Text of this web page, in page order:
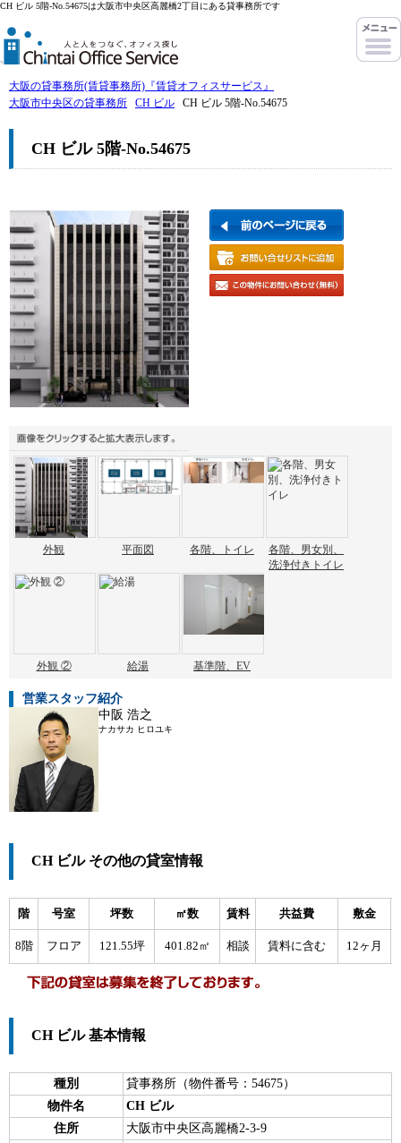
CH ビル 5階-No.54675は大阪市中央区高麗橋2丁目にある貸事務所です
大阪の貸事務所(賃貸事務所)『賃貸オフィスサービス』
大阪市中央区の貸事務所
CH ビル CH ビル 5階-No.54675
CH ビル 5階-No.54675
外観 平面図 各階、トイレ
各階、男女別、
洗浄付きトイレ
外観 ② 給湯 基準階、EV
営業スタッフ紹介
中阪 浩之
ナカサカ ヒロユキ
CH ビル その他の貸室情報
階 号室 坪数 ㎡数 賃料 共益費 敷金
8階 フロア 121.55坪 401.82㎡ 相談 賃料に含む 12ヶ月
CH ビル 基本情報
種別
貸事務所（物件番号：54675）
物件名
CH ビル
住所
大阪市中央区高麗橋2-3-9